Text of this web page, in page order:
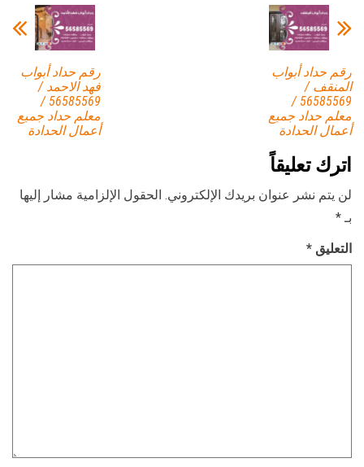
رقم حداد أبواب
فهد الاحمد /
56585569 /
معلم حداد جميع
أعمال الحدادة
رقم حداد أبواب
المنقف /
56585569 /
معلم حداد جميع
أعمال الحدادة
اترك تعليقاً
لن يتم نشر عنوان بريدك الإلكتروني. الحقول الإلزامية مشار إليها
بـ *
التعليق *